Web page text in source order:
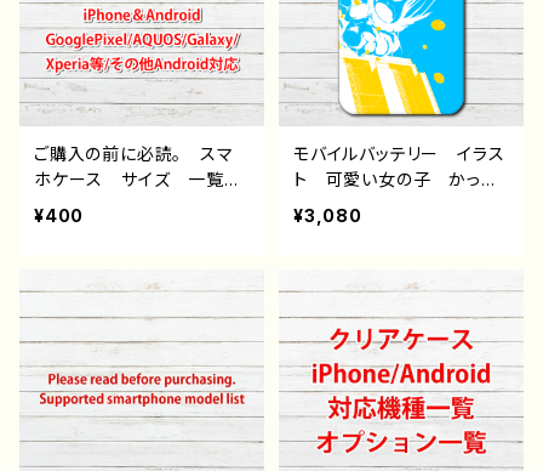
ご購入の前に必読。 スマ
ホケース サイズ 一覧
選び方 iPhoneケース A
eria GooglePixel AQ
ル etc. 手帳型 全機種
対応
¥400
モバイルバッテリー イラス
ト 可愛い女の子 かっこ
いい女子 おしゃれ服 エ
モい クール JK 女子高
ツスカート ロングヘア
e 軽量 小さい 女性
男性 メンズ 人気 イラ
ストレーター クリエイタ
ー 絵師 オリジナル デ
ザイン グッズ 充電器
タイトル：scramble! 作：
¥3,080